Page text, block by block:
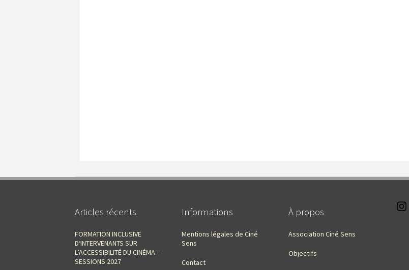
Articles récents
FORMATION INCLUSIVE
D‘INTERVENANTS SUR
L’ACCESSIBILITÉ DU CINÉMA –
SESSIONS 2027
Informations
Mentions légales de Ciné
Sens
Contact
À propos
Association Ciné Sens
Objectifs